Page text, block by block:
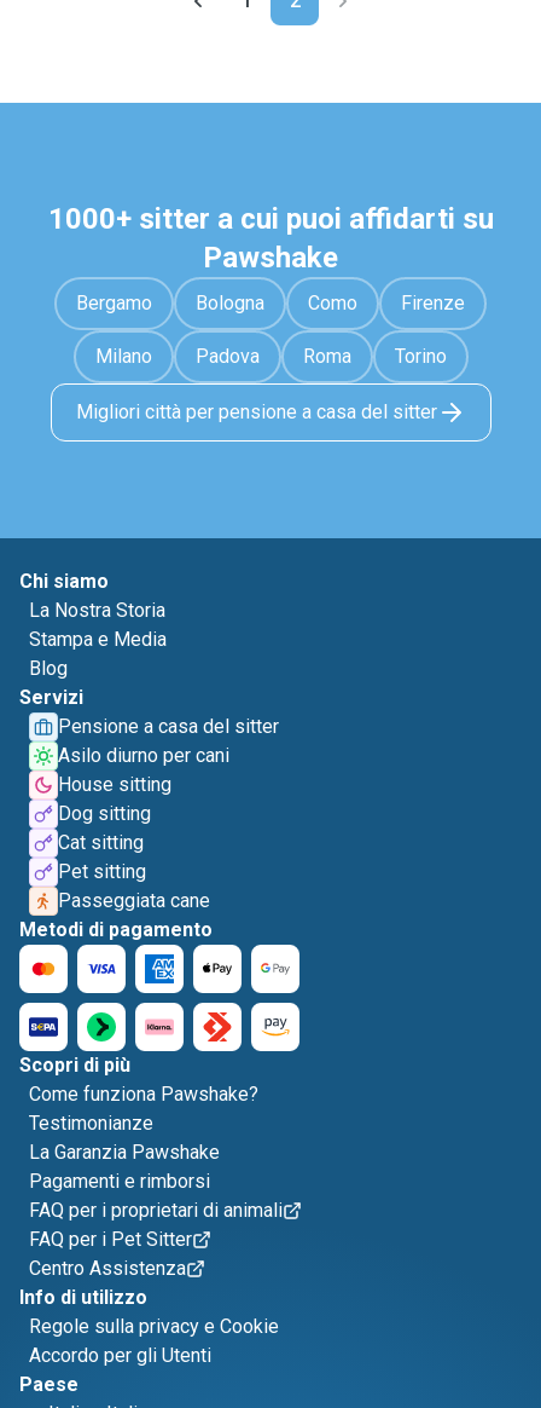
1000+ sitter a cui puoi affidarti su
Pawshake
Bergamo Bologna Como Firenze
Milano Padova Roma Torino
Migliori città per pensione a casa del sitter
Chi siamo
La Nostra Storia
Stampa e Media
Blog
Servizi
Pensione a casa del sitter
Asilo diurno per cani
House sitting
Dog sitting
Cat sitting
Pet sitting
Passeggiata cane
Metodi di pagamento
Scopri di più
Come funziona Pawshake?
Testimonianze
La Garanzia Pawshake
Pagamenti e rimborsi
FAQ per i proprietari di animali
FAQ per i Pet Sitter
Centro Assistenza
Info di utilizzo
Regole sulla privacy e Cookie
Accordo per gli Utenti
Paese